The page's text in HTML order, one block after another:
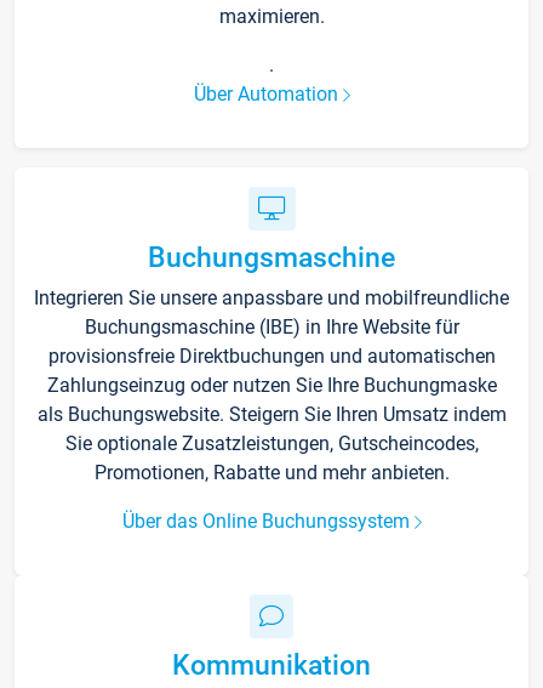
maximieren.
.
Über Automation
Buchungsmaschine
Integrieren Sie unsere anpassbare und mobilfreundliche
Buchungsmaschine (IBE) in Ihre Website für
provisionsfreie Direktbuchungen und automatischen
Zahlungseinzug oder nutzen Sie Ihre Buchungmaske
als Buchungswebsite. Steigern Sie Ihren Umsatz indem
Sie optionale Zusatzleistungen, Gutscheincodes,
Promotionen, Rabatte und mehr anbieten.
Über das Online Buchungssystem
Kommunikation